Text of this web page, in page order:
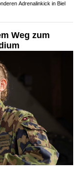
Adrenalinkick in Biel
Weg zum